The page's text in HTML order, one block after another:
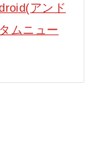
アンド
ムニュー